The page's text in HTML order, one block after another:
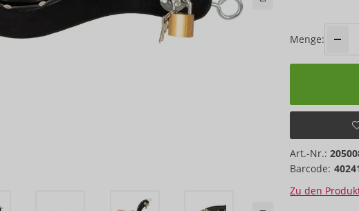
Menge:
Art.-Nr.:
Barcode:
Zu den